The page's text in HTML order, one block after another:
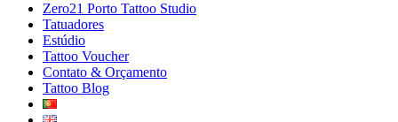
Zero21 Porto Tattoo Studio
Tatuadores
Estúdio
Tattoo Voucher
Contato & Orçamento
Tattoo Blog